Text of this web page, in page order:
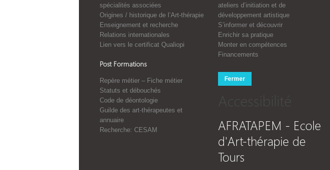
spécialités associées
Origines / historique de l’Art-thérapie
Enseignement et recherche
Relations internationales
Lien vers le certificat Qualiopi
Post Formations
Repère métier – Fiche métier
Statuts et débouchés
Code de déontologie
Guilde des art-thérapeutes et
annuaire
Recherche: CESAM
ateliers d’initiation et de
développement artistique
S’informer et découvrir
Enrichir sa pratique
Monter en compétences
Financements
Fermer
Accessibilité
AFRATAPEM - Ecole
d'Art-thérapie de
Tours